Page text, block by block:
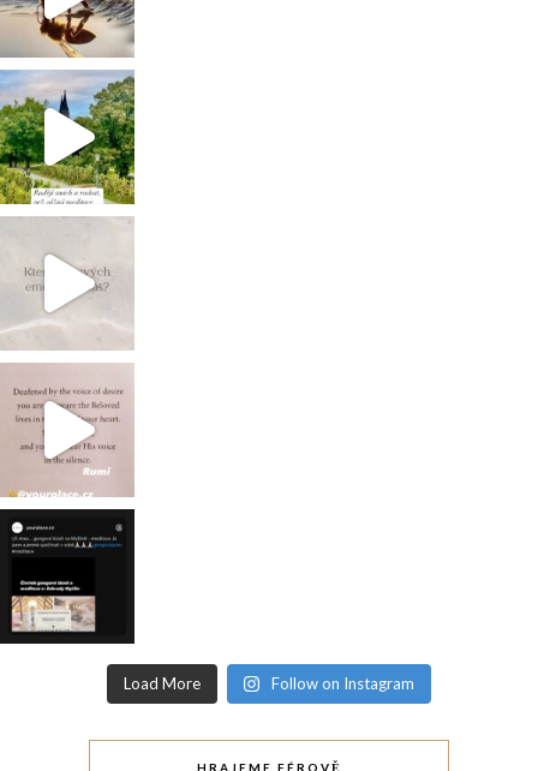
Load More Follow on Instagram
HRAJEME FÉROVĚ